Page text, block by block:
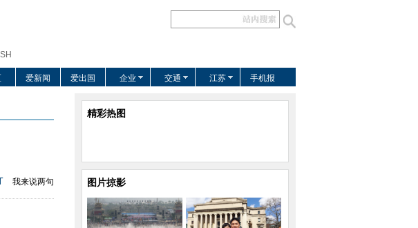
爱新闻 爱出国 企业 交通 江苏 手机报
我来说两句
精彩热图
图片掠影